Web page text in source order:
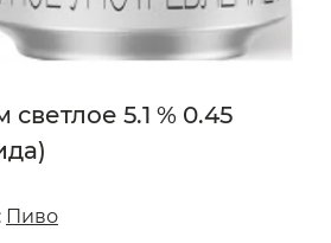
5.1 % 0.45
Пиво